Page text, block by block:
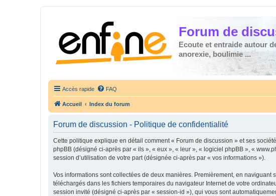
Forum de
Ecoute et entraide autour
anorexie, boulimie ...
Accès rapide FAQ
Accueil Index du forum
Forum de discussion - Politique de confidentialité
Cette politique explique en détail comment « Forum de discussion » et ses
phpBB (désigné ci-après par « ils », « eux », « leur », « logiciel phpBB », «
session d’utilisation de votre part (désignée ci-après par « vos informations »).
Vos informations sont collectées de deux manières. Premièrement, en
téléchargés dans les fichiers temporaires du navigateur Internet de votre
session invité (désigné ci-après par « session-id »), qui vous sont